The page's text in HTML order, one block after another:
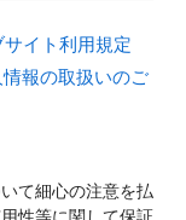
サイト利用規定
報の取扱いのご
て細心の注意を払
性等に関して保証